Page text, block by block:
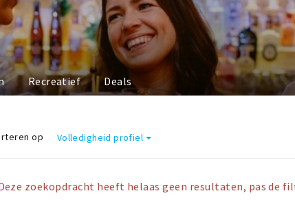
Recreatief Deals
op Volledigheid profiel
zoekopdracht heeft helaas geen resultaten, pas de